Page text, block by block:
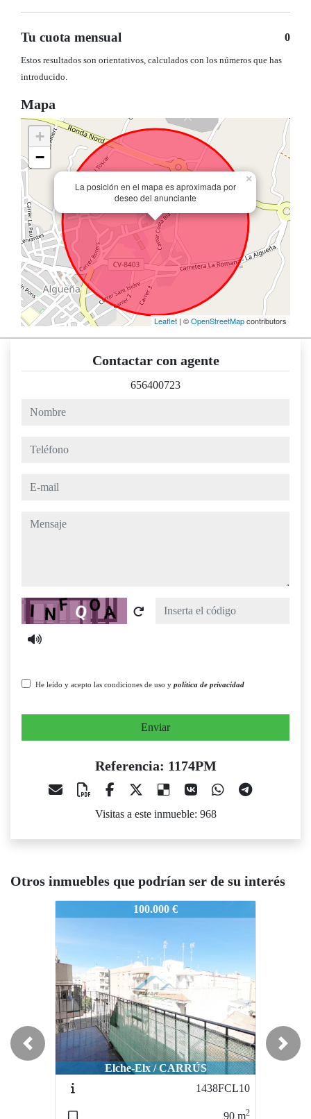
Tu cuota mensual 0
Estos resultados son orientativos, calculados con los números que has
introducido.
Mapa
La posición en el mapa es aproximada por
deseo del anunciante
×
+
−
Leaflet | ©OpenStreetMapcontributors
Contactar con agente
656400723
nombre
teléfono
e-mail
mensaje
Captcha
He leído y acepto las condiciones de uso y política de privacidad
Enviar
Referencia: 1174PM
Visitas a este inmueble: 968
Otros inmuebles que podrían ser de su interés
100.000 €
Elche-Elx / CARRÚS
1438FCL10
1174PM 69.997 €
Elche-Elx / LOS PALMERALES
Previous Next